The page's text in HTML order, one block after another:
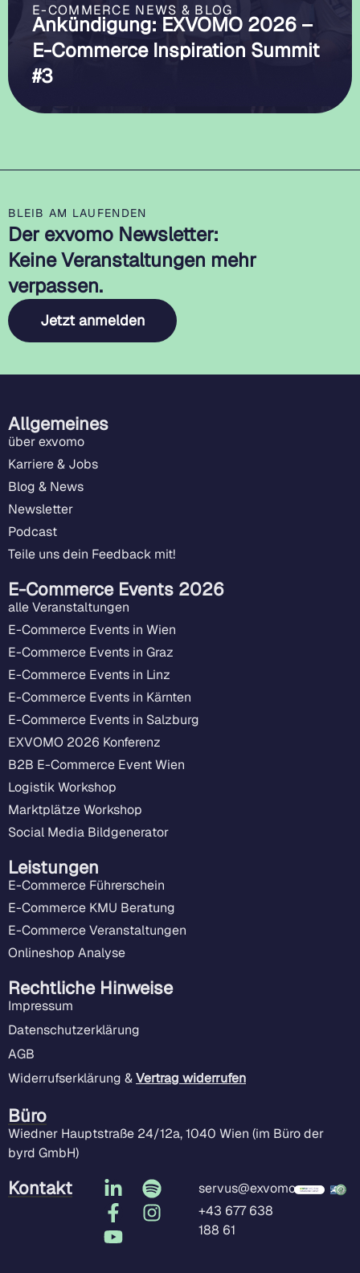
E-COMMERCE NEWS & BLOG
Ankündigung: EXVOMO 2026 –
E-Commerce Inspiration Summit
#3
BLEIB AM LAUFENDEN
Der exvomo Newsletter:
Keine Veranstaltungen mehr
verpassen.
Jetzt anmelden
Allgemeines
über exvomo
Karriere & Jobs
Blog & News
Newsletter
Podcast
Teile uns dein Feedback mit!
E-Commerce Events 2026
alle Veranstaltungen
E-Commerce Events in Wien
E-Commerce Events in Graz
E-Commerce Events in Linz
E-Commerce Events in Kärnten
E-Commerce Events in Salzburg
EXVOMO 2026 Konferenz
B2B E-Commerce Event Wien
Logistik Workshop
Marktplätze Workshop
Social Media Bildgenerator
Leistungen
E-Commerce Führerschein
E-Commerce KMU Beratung
E-Commerce Veranstaltungen
Onlineshop Analyse
Rechtliche Hinweise
Impressum
Datenschutzerklärung
AGB
Widerrufserklärung &Vertrag widerrufen
Büro
Wiedner Hauptstraße 24/12a, 1040 Wien (im Büro der
byrd GmbH)
Kontakt
servus@exvomo.com
+43 677 638
188 61